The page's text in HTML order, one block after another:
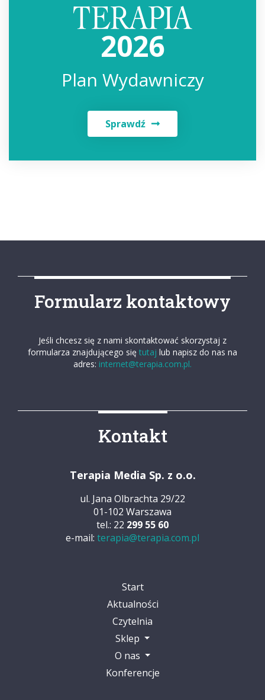
2026
Plan Wydawniczy
Sprawdź
Formularz kontaktowy
Jeśli chcesz się z nami skontaktować skorzystaj z
formularza znajdującego się tutaj lub napisz do nas na
adres: internet@terapia.com.pl.
Kontakt
Terapia Media Sp. z o.o.
ul. Jana Olbrachta 29/22
01-102 Warszawa
tel.: 22 299 55 60
e-mail: terapia@terapia.com.pl
Start
Aktualności
Czytelnia
Sklep
O nas
Konferencje